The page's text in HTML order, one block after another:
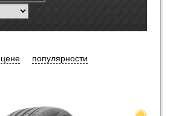
цене популярности